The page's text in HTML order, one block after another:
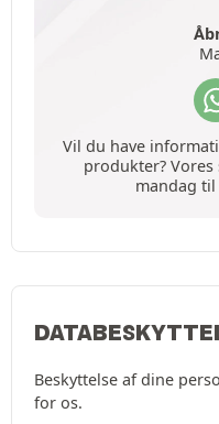
Vil du have
produkter?
mandag til
Beskyttelse af dine
for os.